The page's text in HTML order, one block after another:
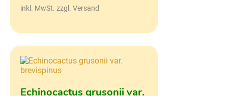
inkl. MwSt. zzgl. Versand
Echinocactus grusonii var.